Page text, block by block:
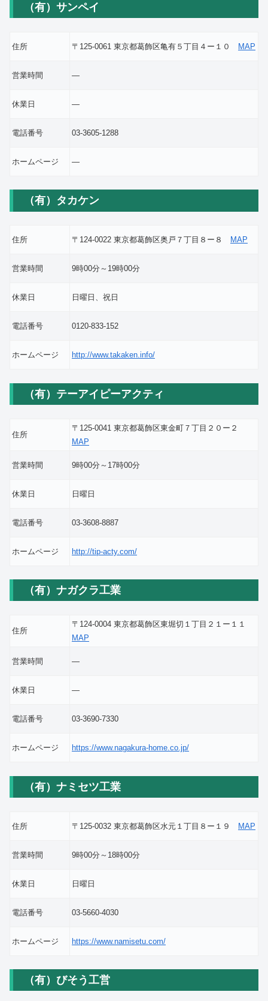
（有）サンペイ
住所 〒125-0061 東京都葛飾区亀有５丁目４ー１０ MAP
営業時間 ―
休業日 ―
電話番号 03-3605-1288
ホームページ ―
（有）タカケン
住所 〒124-0022 東京都葛飾区奥戸７丁目８ー８ MAP
営業時間 9時00分～19時00分
休業日 日曜日、祝日
電話番号 0120-833-152
ホームページ http://www.takaken.info/
（有）テーアイピーアクティ
住所
〒125-0041 東京都葛飾区東金町７丁目２０ー２
MAP
営業時間 9時00分～17時00分
休業日 日曜日
電話番号 03-3608-8887
ホームページ http://tip-acty.com/
（有）ナガクラ工業
住所
〒124-0004 東京都葛飾区東堀切１丁目２１ー１１
MAP
営業時間 ―
休業日 ―
電話番号 03-3690-7330
ホームページ https://www.nagakura-home.co.jp/
（有）ナミセツ工業
住所 〒125-0032 東京都葛飾区水元１丁目８ー１９ MAP
営業時間 9時00分～18時00分
休業日 日曜日
電話番号 03-5660-4030
ホームページ https://www.namisetu.com/
（有）びそう工営